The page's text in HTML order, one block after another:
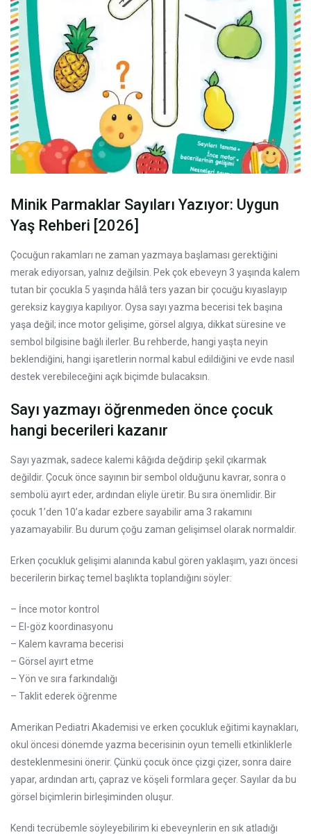
Minik Parmaklar Sayıları Yazıyor: Uygun
Yaş Rehberi [2026]
Çocuğun rakamları ne zaman yazmaya başlaması gerektiğini
merak ediyorsan, yalnız değilsin. Pek çok ebeveyn 3 yaşında kalem
tutan bir çocukla 5 yaşında hâlâ ters yazan bir çocuğu kıyaslayıp
gereksiz kaygıya kapılıyor. Oysa sayı yazma becerisi tek başına
yaşa değil; ince motor gelişime, görsel algıya, dikkat süresine ve
sembol bilgisine bağlı ilerler. Bu rehberde, hangi yaşta neyin
beklendiğini, hangi işaretlerin normal kabul edildiğini ve evde nasıl
destek verebileceğini açık biçimde bulacaksın.
Sayı yazmayı öğrenmeden önce çocuk
hangi becerileri kazanır
Sayı yazmak, sadece kalemi kâğıda değdirip şekil çıkarmak
değildir. Çocuk önce sayının bir sembol olduğunu kavrar, sonra o
sembolü ayırt eder, ardından eliyle üretir. Bu sıra önemlidir. Bir
çocuk 1’den 10’a kadar ezbere sayabilir ama 3 rakamını
yazamayabilir. Bu durum çoğu zaman gelişimsel olarak normaldir.
Erken çocukluk gelişimi alanında kabul gören yaklaşım, yazı öncesi
becerilerin birkaç temel başlıkta toplandığını söyler:
– İnce motor kontrol
– El-göz koordinasyonu
– Kalem kavrama becerisi
– Görsel ayırt etme
– Yön ve sıra farkındalığı
– Taklit ederek öğrenme
Amerikan Pediatri Akademisi ve erken çocukluk eğitimi kaynakları,
okul öncesi dönemde yazma becerisinin oyun temelli etkinliklerle
desteklenmesini önerir. Çünkü çocuk önce çizgi çizer, sonra daire
yapar, ardından artı, çapraz ve köşeli formlara geçer. Sayılar da bu
görsel biçimlerin birleşiminden oluşur.
Kendi tecrübemle söyleyebilirim ki ebeveynlerin en sık atladığı